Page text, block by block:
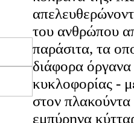
του ανθρώπου
παράσιτα, τα
διάφορα
κυκλοφορίας -
στον
εμπύρηνα